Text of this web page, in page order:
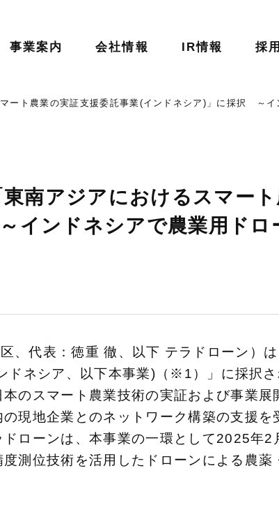
事業案内 会社情報 IR情報 採
ート農業の実証支援委託事業(インドネシア)」に採択 ～
南アジアにおけるスマー
インドネシアで農業用ドロ
、代表：徳重 徹、以下 テラドローン）
ドネシア、以下本事業)（※1）」に採択
のスマート農業技術の実証および事業
現地企業とのネットワーク構築の支援
ローンは、本事業の一環として2025年
測位技術を活用したドローンによる農